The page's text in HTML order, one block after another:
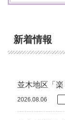
新着情報
並木地区「
2026.08.06